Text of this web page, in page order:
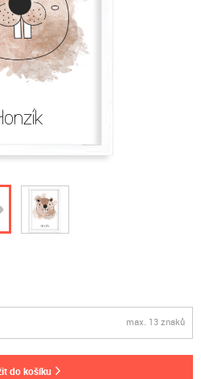
max. 13 znaků
do košíku